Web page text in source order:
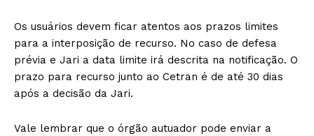
Os usuários devem ficar atentos aos prazos limites
para a interposição de recurso. No caso de defesa
prévia e Jari a data limite irá descrita na notificação. O
prazo para recurso junto ao Cetran é de até 30 dias
após a decisão da Jari.
Vale lembrar que o órgão autuador pode enviar a